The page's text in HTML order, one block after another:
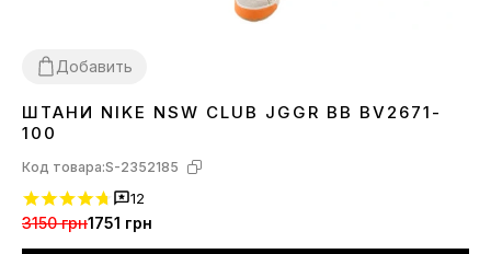
Добавить
XL
ШТАНИ NIKE NSW CLUB JGGR BB BV2671-
100
Код товара:S-2352185
12
3150 грн1751 грн